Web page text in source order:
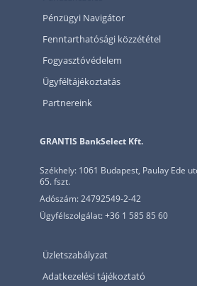
Pénzügyi Navigátor
Fenntarthatósági közzététel
Fogyasztóvédelem
Ügyféltájékoztatás
Partnereink
GRANTIS BankSelect Kft.
Székhely: 1061 Budapest, Paulay Ede
65. fszt.
Adószám: 24792549-2-42
Ügyfélszolgálat: +36 1 585 85 60
Üzletszabályzat
Adatkezelési tájékoztató